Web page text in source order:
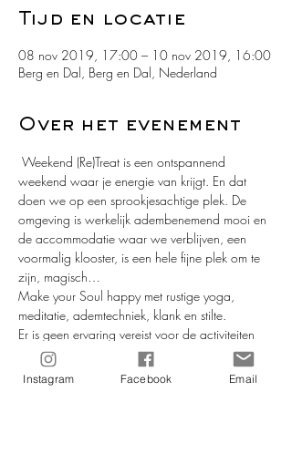
Tijd en locatie
08 nov 2019, 17:00 – 10 nov 2019, 16:00
Berg en Dal, Berg en Dal, Nederland
Over het evenement
Weekend (Re)Treat is een ontspannend
weekend waar je energie van krijgt. En dat
doen we op een sprookjesachtige plek. De
omgeving is werkelijk adembenemend mooi en
de accommodatie waar we verblijven, een
voormalig klooster, is een hele fijne plek om te
zijn, magisch…
Make your Soul happy met rustige yoga,
meditatie, ademtechniek, klank en stilte.
Er is geen ervaring vereist voor de activiteiten
tijdens dit weekend; doe wat je kan, want niets
moet.
Take time to make your Soul happy met Prana
Instagram Facebook Email